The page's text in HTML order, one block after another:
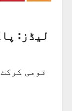
لیڈز:
قومی